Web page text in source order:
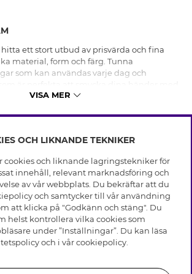
ett stort utbud av prisvärda och fina
material, form och färg. Tunna
som kan användas varje dag och
Här kan du shoppa den perfekt
dejt eller utekväll.
finns både i silver och guldfärgad metall,
shoppa ringar i äkta silver och 18 karat
Många av ringarna är dekorerade med
Cubic Zirconia. I Glitters utbud av både
ringar kan man hitta något för alla och
VISA MER
INFO
Leverans
Villkor
Integritetspolicy
Cookies
Medlemsvillkor
Jobba hos Glitter
Återkallelse
OM GLITTER
Black Friday
Våra butiker
Varumärken
Företagshistoria
Visselblåsning
HJÄLP
Vanliga frågor
Kundservice
OCH LIKNANDE TEKNIKER
cookies och liknande lagringstekniker för
innehåll, relevant marknadsföring och
av vår webbplats. Du bekräftar att du
och samtycker till vår användning
att klicka på "Godkänn och stäng". Du
helst kontrollera vilka cookies som
under ”Inställningar”. Du kan läsa
och i vårcookiepolicy